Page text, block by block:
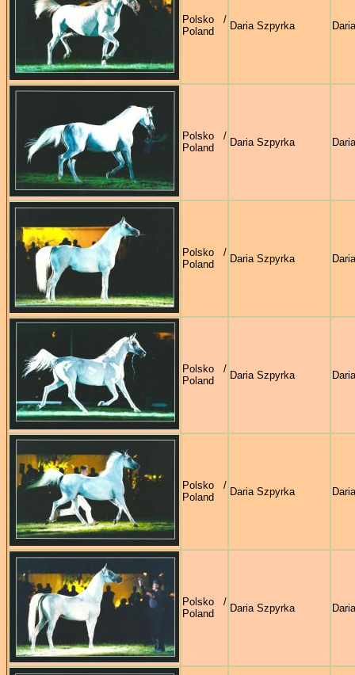
Polsko /
Poland
Daria Szpyrka
Polsko /
Poland
Daria Szpyrka
Polsko /
Poland
Daria Szpyrka
Polsko /
Poland
Daria Szpyrka
Polsko /
Poland
Daria Szpyrka
Polsko /
Poland
Daria Szpyrka